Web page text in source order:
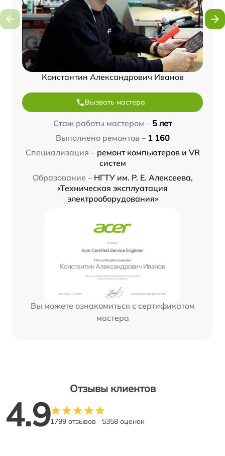
Константин Александрович Иванов
Вызвать мастера
Стаж работы мастером – 5 лет
Выполнено ремонтов – 1 160
Специализация – ремонт компьютеров и VR
систем
Образование – НГТУ им. Р. Е. Алексеева,
«Техническая эксплуатация
электрооборудования»
Вы можете ознакомиться с сертификатом
мастера
Отзывы клиентов
4.91799 отзывов 5358 оценок